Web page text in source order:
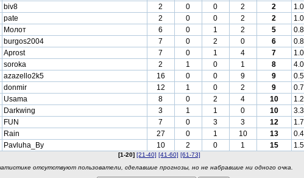
biv8 2 0 0 2 2
pate 2 0 0 2 2
Молот 6 0 1 2 5
burgos2004 7 0 2 0 6
Aprost 7 0 1 4 7
soroka 2 1 0 1 8
azazello2k5 16 0 0 9 9
donmir 12 1 0 2 9
Usama 8 0 2 4 10
Darkwing 3 1 1 0 10
FUN 7 0 3 3 12
Rain 27 0 1 10 13
Pavluha_By 10 2 0 1 15
[1-20] [21-40] [41-60] [61-73]
отсутствуют пользователи, сделавшие прогнозы, но не набравшие ни одного очка.